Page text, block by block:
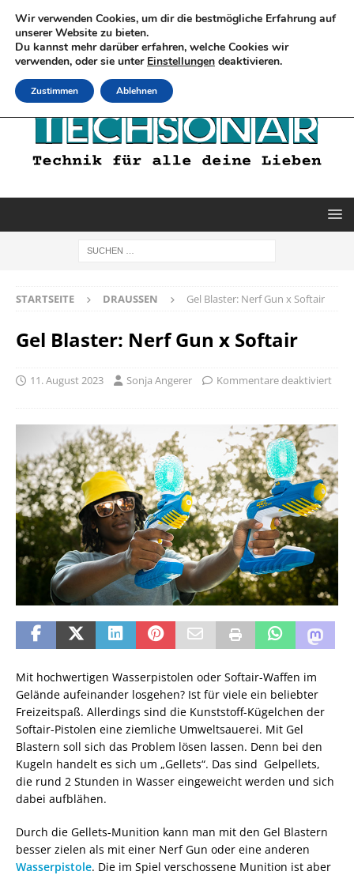
STARTSEITE DRAUSSEN Gel Blaster: Nerf Gun x Softair
Gel Blaster: Nerf Gun x Softair
11. August 2023 Sonja Angerer Kommentare deaktiviert
Mit hochwertigen Wasserpistolen oder Softair-Waffen im
Gelände aufeinander losgehen? Ist für viele ein beliebter
Freizeitspaß. Allerdings sind die Kunststoff-Kügelchen der
Softair-Pistolen eine ziemliche Umweltsauerei. Mit Gel
Blastern soll sich das Problem lösen lassen. Denn bei den
Kugeln handelt es sich um „Gellets“. Das sind Gelpellets,
die rund 2 Stunden in Wasser eingeweicht werden und sich
dabei aufblähen.
Durch die Gellets-Munition kann man mit den Gel Blastern
besser zielen als mit einer Nerf Gun oder eine anderen
Wasserpistole. Die im Spiel verschossene Munition ist aber
Wir verwenden Cookies, um dir die bestmögliche Erfahrung auf
unserer Website zu bieten.
Du kannst mehr darüber erfahren, welche Cookies wir
verwenden, oder sie unter Einstellungen deaktivieren.
Zustimmen Ablehnen